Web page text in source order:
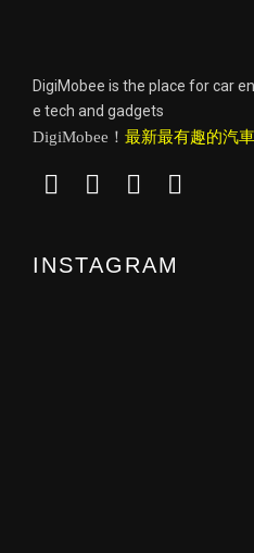
DigiMobee is the place for car
e tech and gadgets
DigiMobee！ 最新最有趣的汽
INSTAGRAM